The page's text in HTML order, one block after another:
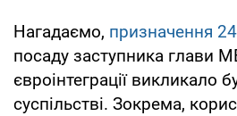
Нагадаємо, призначення
посаду заступника глави
євроінтеграції викликало
суспільстві. Зокрема,